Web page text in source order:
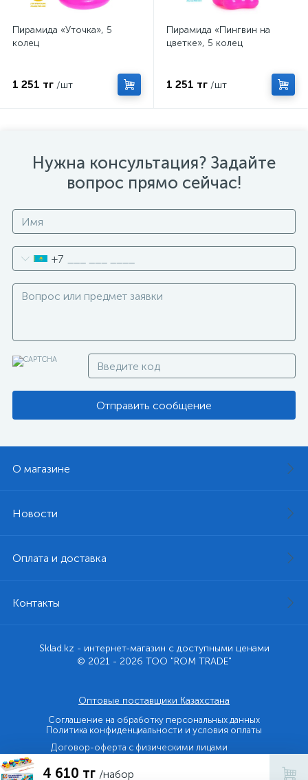
4 610 тг /набор
Пирамида «Уточка», 5
колец
1 251 тг /шт
Пирамида «Пингвин на
цветке», 5 колец
1 251 тг /шт
Нужна консультация? Задайте
вопрос прямо сейчас!
+7
Отправить сообщение
О магазине
Новости
Оплата и доставка
Контакты
Sklad.kz - интернет-магазин с доступными ценами
© 2021 - 2026 ТОО "ROM TRADE"
Оптовые поставщики Казахстана
Соглашение на обработку персональных данных
Политика конфиденциальности и условия оплаты
Договор-оферта с физическими лицами
Договор-оферта с юридическими лицами и ИП